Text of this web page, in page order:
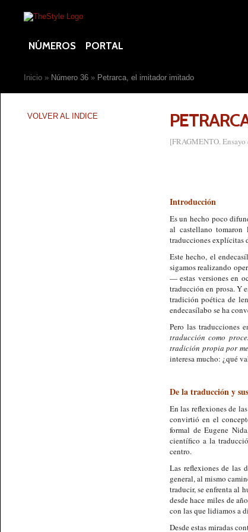
NÚMEROS PORTAL
Inicio » Número 36 » Petrarca, el imitador imitado
[FRAGMENTO.
Introducción
Es un hecho poco
al castellano
traducciones explícitas
Este hecho, el
sigamos realizando
— estas versiones en
traducción en prosa. Y
tradición poética de
endecasílabo se ha
Pero las traducciones
traducción como
tradición propia por
interesa mucho: ¿qué
De la traducción y
En las reflexiones de
convirtió en el
formal de Eugene
científico a la
centro.
Las reflexiones de las
general, al mismo
traducir, se enfrenta al
desde hace miles de
con las que lidiamos a
Desde estas miradas
VOLVER AL INDICE